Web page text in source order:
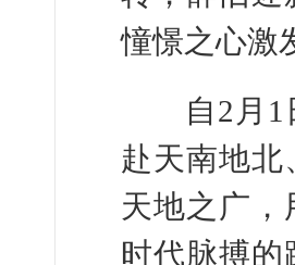
憧憬之心激
自2月1日
赴天南地
天地之广
时代脉搏